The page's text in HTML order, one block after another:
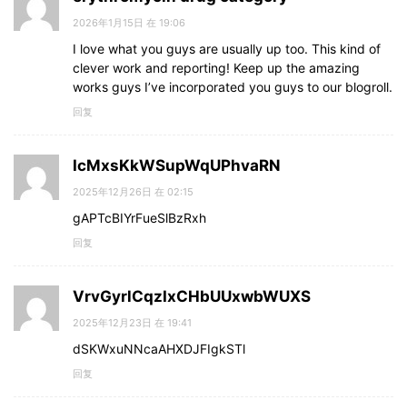
2026年1月15日 在 19:06
I love what you guys are usually up too. This kind of
clever work and reporting! Keep up the amazing
works guys I’ve incorporated you guys to our blogroll.
回复
IcMxsKkWSupWqUPhvaRN
2025年12月26日 在 02:15
gAPTcBIYrFueSlBzRxh
回复
VrvGyrlCqzIxCHbUUxwbWUXS
2025年12月23日 在 19:41
dSKWxuNNcaAHXDJFIgkSTl
回复